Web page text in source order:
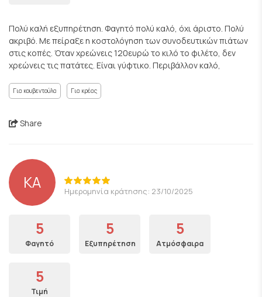
Πολύ καλή εξυπηρέτηση. Φαγητό πολύ καλό, όχι άριστο. Πολύ
ακριβό. Με πείραξε η κοστολόγηση των συνοδευτικών πιάτων
στις κοπές. Όταν χρεώνεις 120ευρώ το κιλό το φιλέτο, δεν
χρεώνεις τις πατάτες. Είναι γύφτικο. Περιβάλλον καλό,
Για κουβεντούλα Για κρέας
Share
ΚΑ Ημερομηνία κράτησης: 23/10/2025
5
Φαγητό
5
Εξυπηρέτηση
5
Ατμόσφαιρα
5
Τιμή